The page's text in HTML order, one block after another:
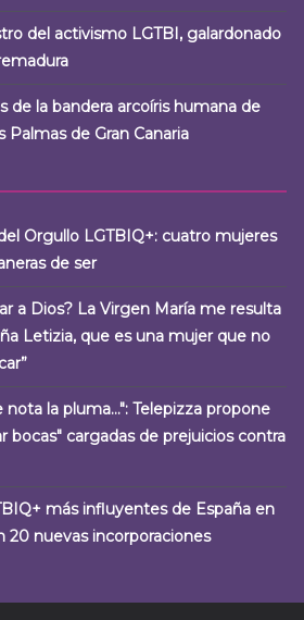
del activismo LGTBI, galardonado
de la bandera arcoíris humana de
Palmas de Gran Canaria
Orgullo LGTBIQ+: cuatro mujeres
de ser
a Dios? La Virgen María me resulta
Letizia, que es una mujer que no
nota la pluma…": Telepizza propone
bocas" cargadas de prejuicios contra
más influyentes de España en
20 nuevas incorporaciones